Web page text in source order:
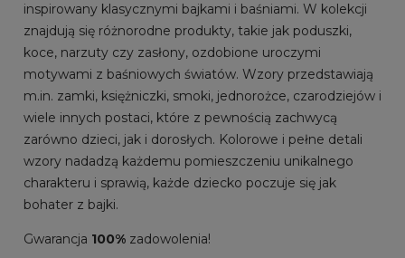
inspirowany klasycznymi bajkami i baśniami. W kolekcji
znajdują się różnorodne produkty, takie jak poduszki,
koce, narzuty czy zasłony, ozdobione uroczymi
motywami z baśniowych światów. Wzory przedstawiają
m.in. zamki, księżniczki, smoki, jednorożce, czarodziejów i
wiele innych postaci, które z pewnością zachwycą
zarówno dzieci, jak i dorosłych. Kolorowe i pełne detali
wzory nadadzą każdemu pomieszczeniu unikalnego
charakteru i sprawią, każde dziecko poczuje się jak
bohater z bajki.
Gwarancja 100% zadowolenia!